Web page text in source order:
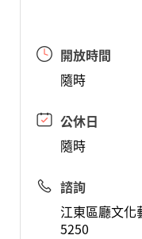
開放時間
隨時
公休日
隨時
諮詢
江東區廳文
5250